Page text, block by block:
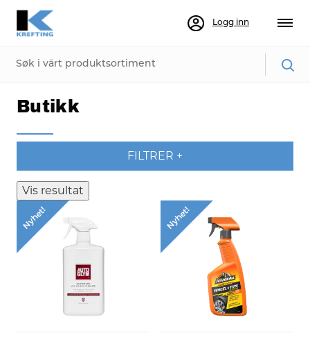
Logg inn
Butikk
FILTRER +
Vis resultat
Nyhet! Nyhet!